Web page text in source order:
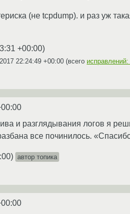
(не tcpdump). и раз уж
+00:00)
22:24:49 +00:00 (всего исправлений:
и разглядывания логов я
все починилось.
) автор топика